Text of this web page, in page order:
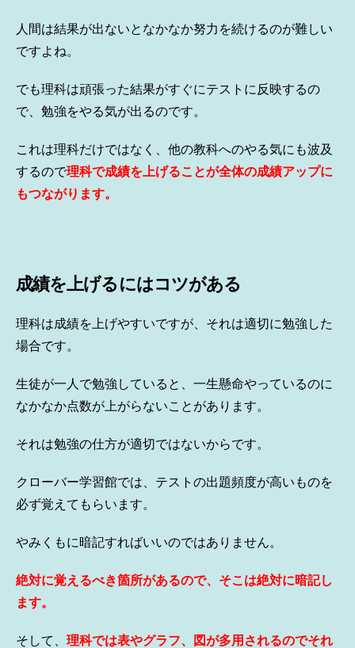
人間は結果が出ないとなかなか努力を続けるのが難しい
ですよね。
でも理科は頑張った結果がすぐにテストに反映するの
で、勉強をやる気が出るのです。
これは理科だけではなく、他の教科へのやる気にも波及
するので理科で成績を上げることが全体の成績アップに
もつながります。
成績を上げるにはコツがある
理科は成績を上げやすいですが、それは適切に勉強した
場合です。
生徒が一人で勉強していると、一生懸命やっているのに
なかなか点数が上がらないことがあります。
それは勉強の仕方が適切ではないからです。
クローバー学習館では、テストの出題頻度が高いものを
必ず覚えてもらいます。
やみくもに暗記すればいいのではありません。
絶対に覚えるべき箇所があるので、そこは絶対に暗記し
ます。
そして、 理科では表やグラフ、図が多用されるのでそれ